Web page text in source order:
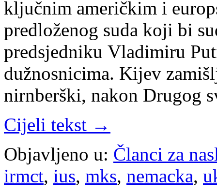
ključnim američkim i
predloženog suda koji bi
predsjedniku Vladimiru
dužnosnicima. Kijev
nirnberški, nakon Drugog
Cijeli tekst →
Objavljeno u: Članci za
irmct, ius, mks, nemacka,